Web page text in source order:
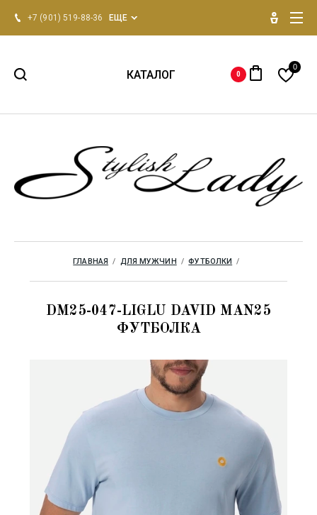
+7 (901) 519-88-36 ЕЩЕ
КАТАЛОГ
Для женщин
Одежда для дома
Бренды
0
0
ГЛАВНАЯ
  /
ДЛЯ МУЖЧИН
  /
ФУТБОЛКИ
  /
DM25-047-LIGLU DAVID MAN25
ФУТБОЛКА